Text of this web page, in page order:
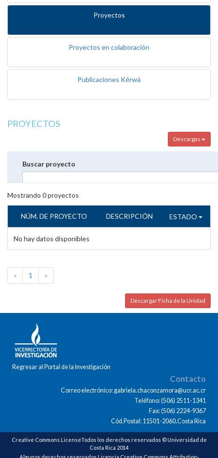
Proyectos
Proyectos en colaboración
Publicaciones Kérwá
PROYECTOS
Descargas
Buscar proyecto
Mostrando 0proyectos
NÚM. DE PROYECTO DESCRIPCIÓN ESTADO
No hay datos disponibles
« 1 »
Descargar Ficha de la Unidad
Regresar al Portal de la Investigación
Contacto
Correo electrónico: gabriela.chaconzamora@ucr.ac.cr
Teléfono: (506) 2511-1341
Fax: (506) 2224-9367
Cód.Postal: 11501-2060,Costa Rica
Creative Commons LicenseTodos los derechos reservados © Universidad de
Costa Rica 2014